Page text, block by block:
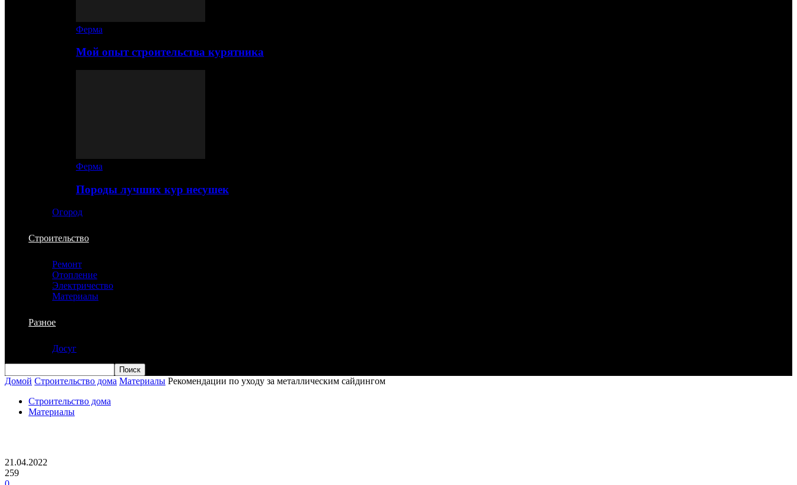
Ферма
Мой опыт строительства курятника
Ферма
Породы лучших кур несушек
Огород
Строительство
Ремонт
Отопление
Электричество
Материалы
Разное
Досуг
Домой Строительство дома Материалы Рекомендации по уходу за металлическим сайдингом
Строительство дома
Материалы
21.04.2022
259